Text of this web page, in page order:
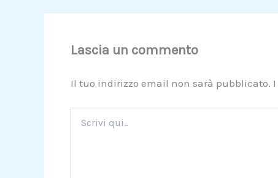
Lascia un commento
Il tuo indirizzo email non sarà pubblicato.
qui..